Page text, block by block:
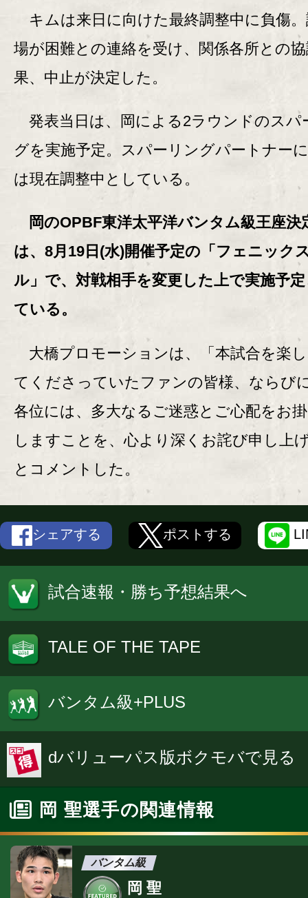
キムは来日に向けた最終調整中に負傷
場が困難との連絡を受け、関係各所との
果、中止が決定した。
発表当日は、岡による2ラウンドのスパ
グを実施予定。スパーリングパートナー
は現在調整中としている。
岡のOPBF東洋太平洋バンタム級王座決
は、8月19日(水)開催予定の「フェニック
ル」で、対戦相手を変更した上で実施予
ている。
大橋プロモーションは、「本試合を楽
てくださっていたファンの皆様、ならび
各位には、多大なるご迷惑とご心配をお
しますことを、心より深くお詫び申し上
とコメントした。
シェアする ポストする
試合速報・勝ち予想結果へ
TALE OF THE TAPE
バンタム級+PLUS
dバリューパス版ボクモバで見る
岡 聖選手の関連情報
バンタム級
岡 聖